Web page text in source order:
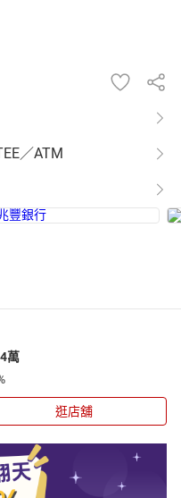
／ATM
萬
逛店舖